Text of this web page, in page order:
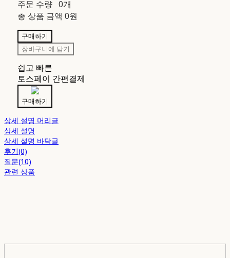
주문 수량 0개
총 상품 금액 0원
구매하기
장바구니에 담기
쉽고 빠른
토스페이 간편결제
구매하기
상세 설명 머리글
상세 설명
상세 설명 바닥글
후기(0)
질문(10)
관련 상품